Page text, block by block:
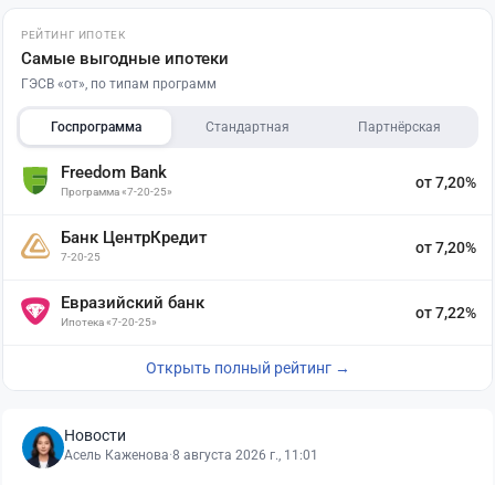
РЕЙТИНГ ИПОТЕК
Самые выгодные ипотеки
ГЭСВ «от», по типам программ
Госпрограмма Стандартная Партнёрская
Freedom Bank
Программа «7-20-25»
от 7,20%
Банк ЦентрКредит
7-20-25
от 7,20%
Евразийский банк
Ипотека «7-20-25»
от 7,22%
Открыть полный рейтинг →
Новости
Асель Каженова·8 августа 2026 г., 11:01